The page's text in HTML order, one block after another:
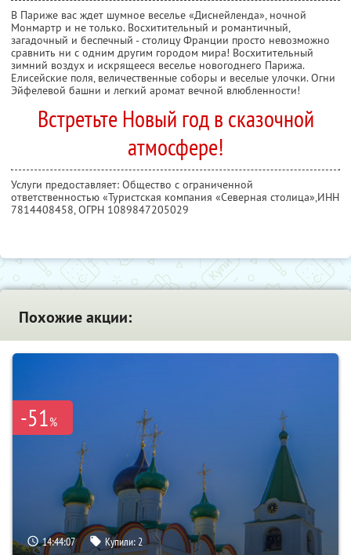
В Париже вас ждет шумное веселье «Диснейленда», ночной
Монмартр и не только. Восхитительный и романтичный,
загадочный и беспечный - столицу Франции просто невозможно
сравнить ни с одним другим городом мира! Восхитительный
зимний воздух и искрящееся веселье новогоднего Парижа.
Елисейские поля, величественные соборы и веселые улочки. Огни
Эйфелевой башни и легкий аромат вечной влюбленности!
Встретьте Новый год в сказочной
атмосфере!
Услуги предоставляет: Общество с ограниченной
ответственностью «Туристская компания «Северная столица»,ИНН
7814408458, ОГРН 1089847205029
Похожие акции:
-51%
14:44:06 Купили:2